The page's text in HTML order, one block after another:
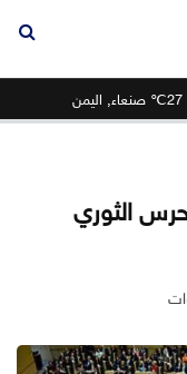
27℃ صنعاء, اليمن
الثوري